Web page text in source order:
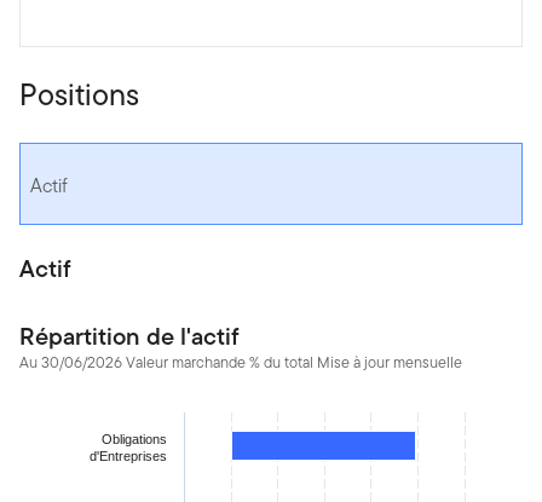
Positions
Actif
Actif
Répartition de l'actif
Au 30/06/2026 Valeur marchande % du total Mise à jour mensuelle
Bar chart with 4 bars.
The chart has 1 X axis displaying categories.
Obligations
d'Entreprises